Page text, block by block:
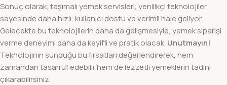
Sonuç olarak, taşımalı yemek servisleri, yenilikçi teknolojiler
sayesinde daha hızlı, kullanıcı dostu ve verimli hale geliyor.
Gelecekte bu teknolojilerin daha da gelişmesiyle, yemek siparişi
verme deneyimi daha da keyifli ve pratik olacak. Unutmayın!
Teknolojinin sunduğu bu fırsatları değerlendirerek, hem
zamandan tasarruf edebilir hem de lezzetli yemeklerin tadını
çıkarabilirsiniz.